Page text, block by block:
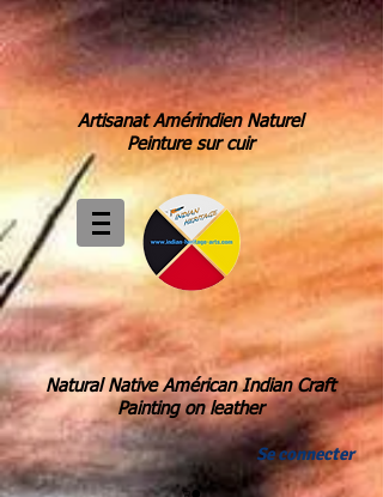
Artisanat Amérindien Naturel
Peinture sur cuir
Natural Native Américan Indian Craft
Painting on leather
Se connecter